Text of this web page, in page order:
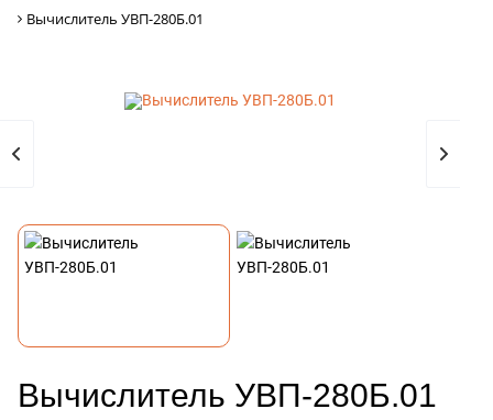
Вычислитель УВП-280Б.01
Вычислитель УВП-280Б.01